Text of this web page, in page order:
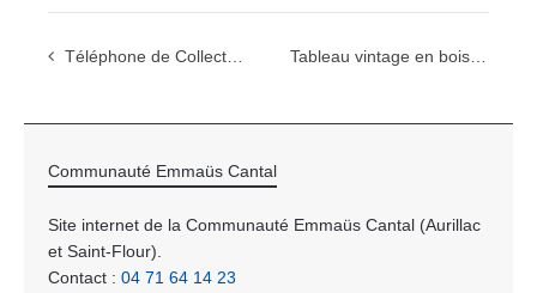
Téléphone de Collection vintage
Communauté Emmaüs Cantal
Site internet de la Communauté Emmaüs Cantal (Aurillac
et Saint-Flour).
Contact : 04 71 64 14 23